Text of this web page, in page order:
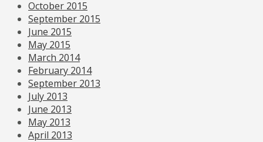
October 2015
September 2015
June 2015
May 2015
March 2014
February 2014
September 2013
July 2013
June 2013
May 2013
April 2013